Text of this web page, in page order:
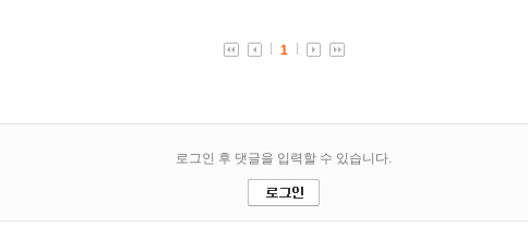
1
로그인 후 댓글을 입력할 수 있습니다.